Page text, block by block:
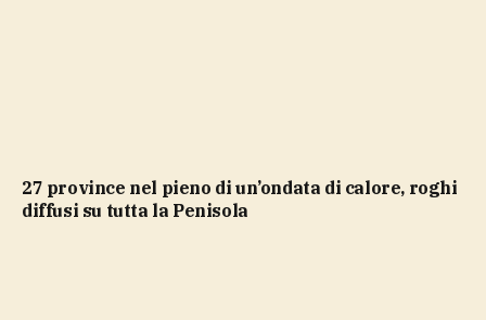
27 province nel pieno di un’ondata di calore, roghi
diffusi su tutta la Penisola